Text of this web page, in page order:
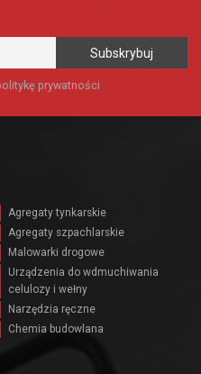
prywatności
Agregaty tynkarskie
Agregaty szpachlarskie
Malowarki drogowe
Urządzenia do wdmuchiwania
celulozy i wełny
Narzędzia ręczne
Chemia budowlana